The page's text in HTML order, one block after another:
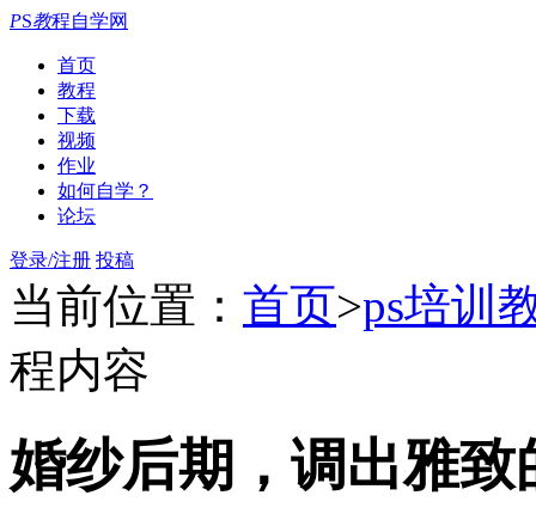
PS教程自学网
首页
教程
下载
视频
作业
如何自学？
论坛
登录/注册 投稿
当前位置： 首页>ps培训
程内容
婚纱后期，调出雅